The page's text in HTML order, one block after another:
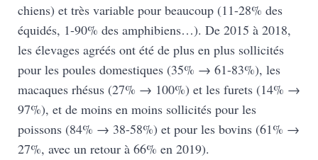
chiens) et très variable pour beaucoup (11-28% des
équidés, 1-90% des amphibiens…). De 2015 à 2018,
les élevages agréés ont été de plus en plus sollicités
pour les poules domestiques (35% → 61-83%), les
macaques rhésus (27% → 100%) et les furets (14% →
97%), et de moins en moins sollicités pour les
poissons (84% → 38-58%) et pour les bovins (61% →
27%, avec un retour à 66% en 2019).